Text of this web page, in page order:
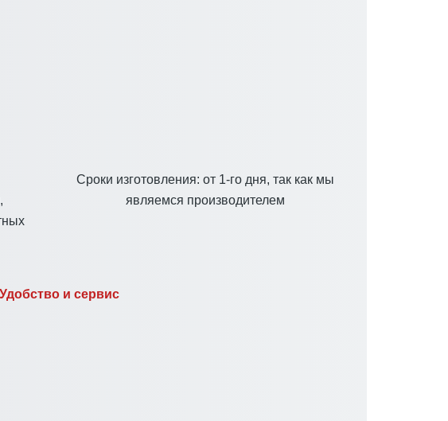
Cроки изготовления: от 1-го дня, так как мы
являемся производителем
Удобство и сервис